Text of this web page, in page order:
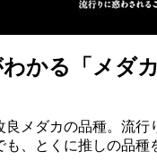
かる「メダカ
メダカの品種。流
、とくに推しの品